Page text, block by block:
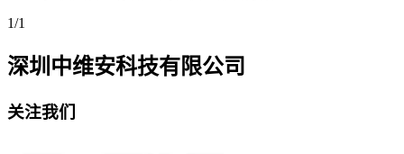
1/1
深圳中维安科技有限公司
关注我们